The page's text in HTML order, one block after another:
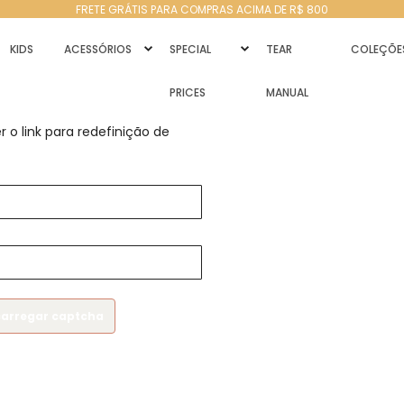
FRETE GRÁTIS PARA COMPRAS ACIMA DE R$ 800
KIDS ACESSÓRIOS SPECIAL
PRICES
TEAR
MANUAL
o link para redefinição de